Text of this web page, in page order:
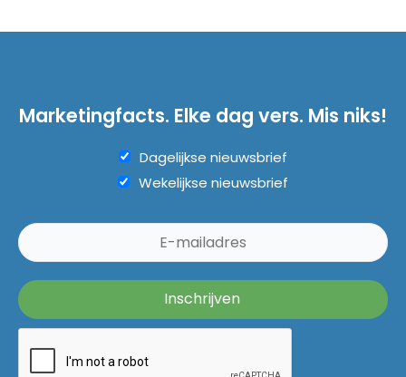
Marketingfacts. Elke dag vers. Mis niks!
Dagelijkse nieuwsbrief
Wekelijkse nieuwsbrief